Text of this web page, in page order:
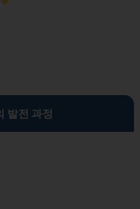
발전 과정